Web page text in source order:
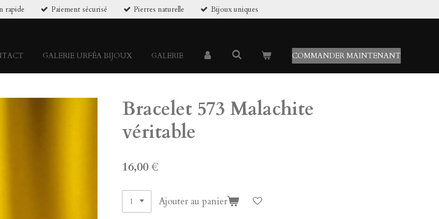
rapide Paiement sécurisé Pierres naturelle Bijoux uniques
GALERIE URFÉA BIJOUX GALERIE COMMANDER MAINTENANT
Bracelet 573 Malachite
véritable
16,00 €
Ajouter au panier